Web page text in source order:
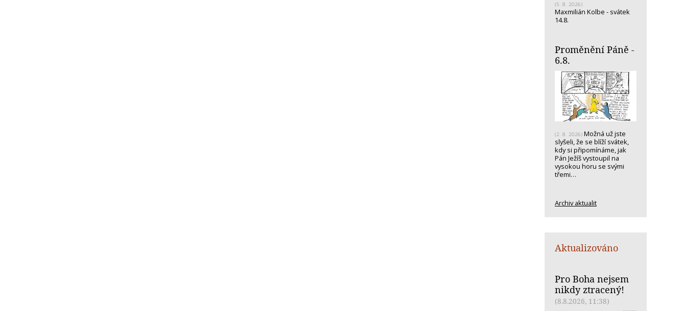
(5. 8. 2026)
Maxmilián Kolbe - svátek
14.8.
Proměnění Páně -
6.8.
(2. 8. 2026) Možná už jste
slyšeli, že se blíží svátek,
kdy si připomínáme, jak
Pán Ježíš vystoupil na
vysokou horu se svými
třemi…
Archiv aktualit
Aktualizováno
Pro Boha nejsem
nikdy ztracený!
(8.8.2026, 11:38)